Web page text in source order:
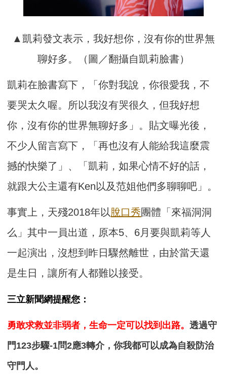
▲凱莉發文表示，我好想你，沒有你的世界無
聊好多。（圖／翻攝自凱莉臉書）
凱莉在臉書寫下，「你對我說，你很愛我，不
要哭太久喔。所以我沒有哭很久，但我好想
你，沒有你的世界無聊好多」。貼文曝光後，
不少人留言寫下，「再也沒有人能給我這麼震
撼的快樂了」、「凱莉，如果心情不好的話，
就跟大公主還有Ken以及范姐他們多聊聊吧」。
事實上，天殘2018年以脫口秀團體「來福洞洞
么」其中一員出道，原本5、6月要與凱莉等人
一起演出，沒想到昨日驟然離世，由於當天還
是生日，讓所有人都難以接受。
三立新聞網提醒您：
勇敢求救並非弱者，生命一定可以找到出路。透過守
門123步驟-1問2應3轉介，你我都可以成為自殺防治
守門人。